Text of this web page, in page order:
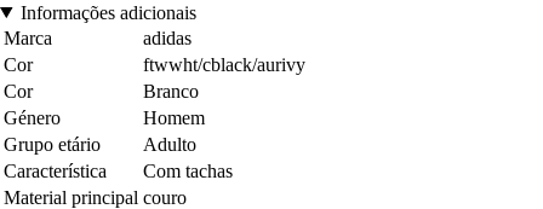
Informações adicionais
Marca
adidas
Cor
ftwwht/cblack/aurivy
Cor
Branco
Género
Homem
Grupo etário
Adulto
Característica
Com tachas
Material principal couro